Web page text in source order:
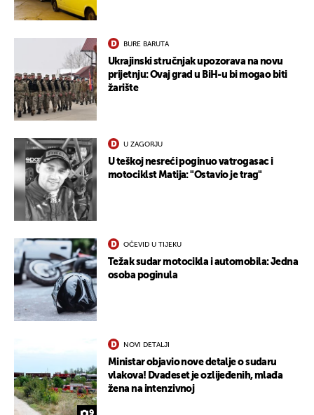
BURE BARUTA
Ukrajinski stručnjak upozorava na novu
prijetnju: Ovaj grad u BiH-u bi mogao biti
žarište
U ZAGORJU
U teškoj nesreći poginuo vatrogasac i
motociklst Matija: "Ostavio je trag"
OČEVID U TIJEKU
Težak sudar motocikla i automobila: Jedna
osoba poginula
NOVI DETALJI
Ministar objavio nove detalje o sudaru
vlakova! Dvadeset je ozlijeđenih, mlađa
žena na intenzivnoj
UKLJUČITE NOTIFIKACIJE